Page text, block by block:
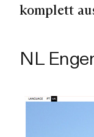
komplett
NL